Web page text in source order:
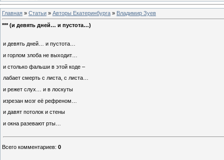
Главная » Статьи » Авторы Екатеринбурга » Владимир Зуев
*** (и девять дней… и пустота…)
и девять дней… и пустота…
и горлом злоба не выходит…
и столько фальши в этой коде –
лабает смерть с листа, с листа…
и режет слух… и в лоскуты
изрезан мозг её рефреном…
и давят потолок и стены
и окна разевают рты…
Всего комментариев: 0